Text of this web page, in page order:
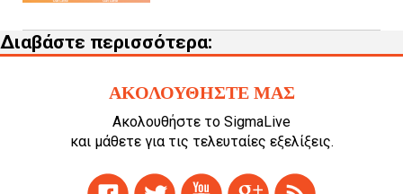
Διαβάστε περισσότερα:
ΑΚΟΛΟΥΘΗΣΤΕ ΜΑΣ
Ακολουθήστε το SigmaLive
και μάθετε για τις τελευταίες εξελίξεις.